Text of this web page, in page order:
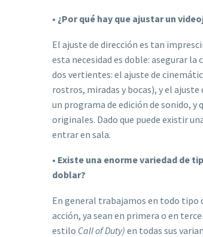
• ¿Por qué hay que ajustar un
El ajuste de dirección es tan
esta necesidad es doble: asegurar la
dos vertientes: el ajuste de
rostros, miradas y bocas), y el
un programa de edición de sonido,
originales. Dado que puede existir
entrar en sala.
• Existe una enorme variedad de
doblar?
En general trabajamos en todo tipo
acción, ya sean en primera o en
estilo Call of Duty) en todas sus